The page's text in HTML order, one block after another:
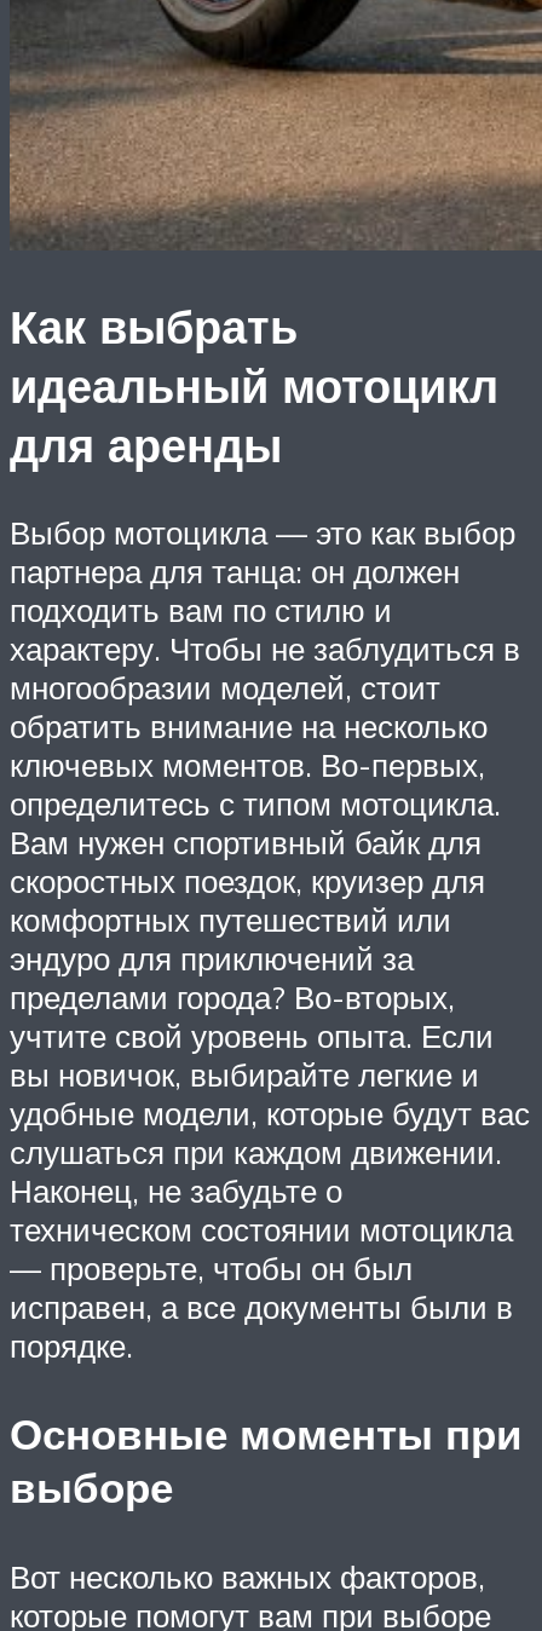
Как выбрать
идеальный мотоцикл
для аренды
Выбор мотоцикла — это как выбор
партнера для танца: он должен
подходить вам по стилю и
характеру. Чтобы не заблудиться в
многообразии моделей, стоит
обратить внимание на несколько
ключевых моментов. Во-первых,
определитесь с типом мотоцикла.
Вам нужен спортивный байк для
скоростных поездок, круизер для
комфортных путешествий или
эндуро для приключений за
пределами города? Во-вторых,
учтите свой уровень опыта. Если
вы новичок, выбирайте легкие и
удобные модели, которые будут вас
слушаться при каждом движении.
Наконец, не забудьте о
техническом состоянии мотоцикла
— проверьте, чтобы он был
исправен, а все документы были в
порядке.
Основные моменты при
выборе
Вот несколько важных факторов,
которые помогут вам при выборе